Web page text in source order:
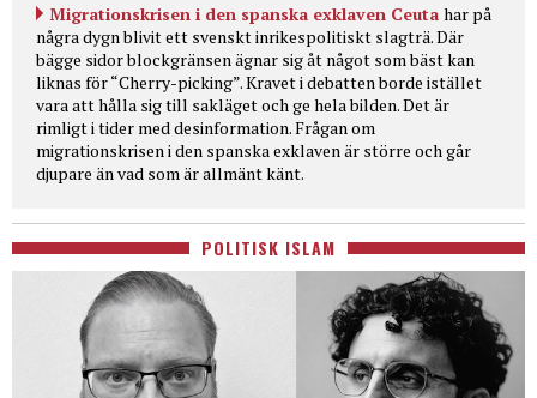
Migrationskrisen i den spanska exklaven Ceuta har på
några dygn blivit ett svenskt inrikespolitiskt slagträ. Där
bägge sidor blockgränsen ägnar sig åt något som bäst kan
liknas för “Cherry-picking”. Kravet i debatten borde istället
vara att hålla sig till sakläget och ge hela bilden. Det är
rimligt i tider med desinformation. Frågan om
migrationskrisen i den spanska exklaven är större och går
djupare än vad som är allmänt känt.
POLITISK ISLAM